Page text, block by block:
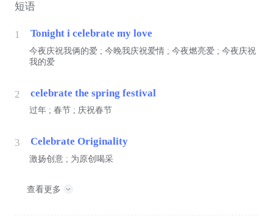
短语
1 Tonight i celebrate my love
今夜庆祝我俩的爱 ; 今晚我庆祝爱情 ; 今夜燃亮爱 ; 今夜庆祝
我的爱
2 celebrate the spring festival
过年 ; 春节 ; 庆祝春节
3 Celebrate Originality
激扬创意 ; 为原创喝采
查看更多